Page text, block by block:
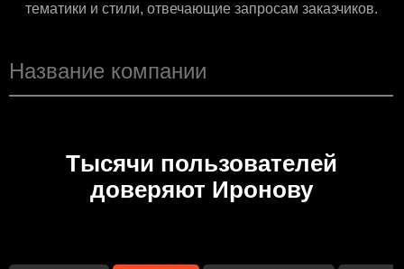
тематики и стили, отвечающие запросам заказчиков.
Тысячи пользователей
доверяют Иронову